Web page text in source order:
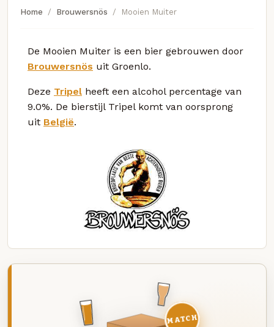
Home Brouwersnös Mooien Muiter
De Mooien Muiter is een bier gebrouwen door
Brouwersnös uit Groenlo.
Deze Tripel heeft een alcohol percentage van
9.0%. De bierstijl Tripel komt van oorsprong
uit België.
MATCH